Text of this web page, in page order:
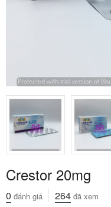
Crestor 20mg
0 đánh giá 264 đã xem